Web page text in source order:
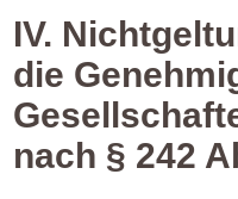
IV.
die
nach § 242